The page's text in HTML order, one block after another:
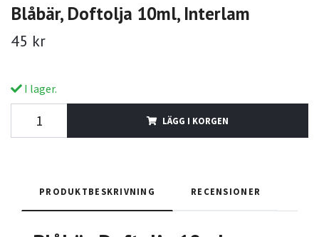
Blåbär, Doftolja 10ml, Interlam
45 kr
I lager.
LÄGG I KORGEN
PRODUKTBESKRIVNING RECENSIONER